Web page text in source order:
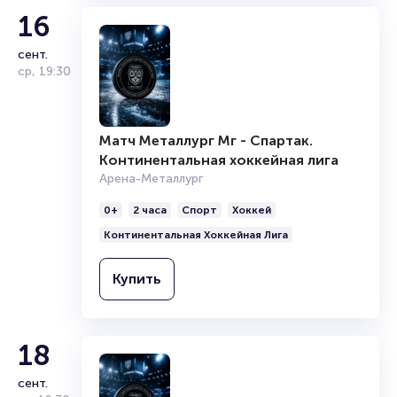
16
сент.
ср, 19:30
Матч Металлург Мг - Спартак.
Континентальная хоккейная лига
Арена-Металлург
0+ 2 часа Спорт
Хоккей
Континентальная Хоккейная Лига
Купить
18
сент.